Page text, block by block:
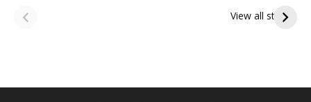
View all stories
పితృదేవతల ఆశీర్వాదం
ఇంద్రకీలాద్రి గిరి ప్రదక్షిణ